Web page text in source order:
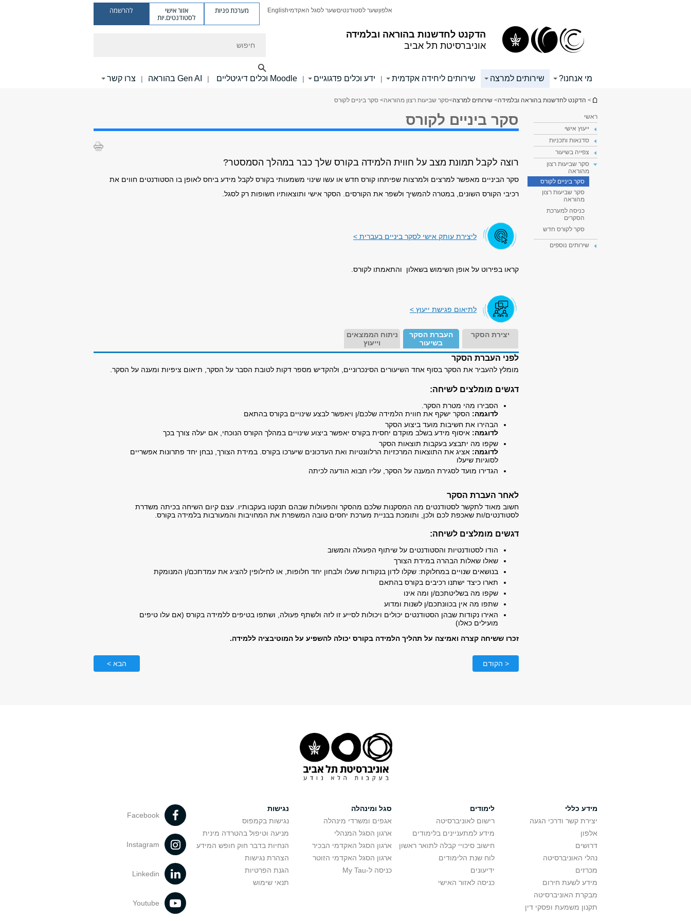
הדקנט לחדשנות בהוראה ובלמידה
אוניברסיטת תל אביב
אלפוןשער לסטודנטיםשער לסגל האקדמיEnglish מערכת פניות אזור אישי
לסטודנטים.יות
להרשמה
מי אנחנו? שירותים למרצה שירותים ליחידה אקדמית | ידע וכלים פדגוגיים | Moodle וכלים דיגיטליים | Gen AI בהוראה | צרו קשר
הינך נמצא כאן
> הדקנט לחדשנות בהוראה ובלמידה> שירותים למרצה>סקר שביעות רצון מהוראה> סקר ביניים לקורס
ראשי
ייעוץ אישי
סדנאות ותכניות
צפייה בשיעור
סקר שביעות רצון
מהוראה
סקר ביניים לקורס
סקר שביעות רצון
מהוראה
כניסה למערכת
הסקרים
סקר לקורס חדש
שירותים נוספים
סקר ביניים לקורס
רוצה לקבל תמונת מצב על חווית הלמידה בקורס שלך כבר במהלך הסמסטר?
סקר הביניים מאפשר למרצים ולמרצות שפיתחו קורס חדש או עשו שינוי משמעותי בקורס לקבל מידע ביחס לאופן בו הסטודנטים חווים את
רכיבי הקורס השונים, במטרה להמשיך ולשפר את הקורסים. הסקר אישי ותוצאותיו חשופות רק לסגל.
ליצירת עותק אישי לסקר ביניים בעברית >
קראו בפירוט על אופן השימוש בשאלון והתאמתו לקורס.
לתיאום פגישת ייעוץ >
יצירת הסקר
העברת הסקר
בשיעור
ניתוח הממצאים
וייעוץ
לפני העברת הסקר
מומלץ להעביר את הסקר בסוף אחד השיעורים הסינכרוניים, ולהקדיש מספר דקות לטובת הסבר על הסקר, תיאום ציפיות ומענה על הסקר.
דגשים מומלצים לשיחה:
הסבירו מהי מטרת הסקר.
לדוגמה: הסקר ישקף את חווית הלמידה שלכם/ן ויאפשר לבצע שינויים בקורס בהתאם
הבהירו את חשיבות מועד ביצוע הסקר
לדוגמה: איסוף מידע בשלב מוקדם יחסית בקורס יאפשר ביצוע שינויים במהלך הקורס הנוכחי, אם יעלה צורך בכך
שקפו מה יתבצע בעקבות תוצאות הסקר
לדוגמה: אציג את התוצאות המרכזיות הרלוונטיות ואת העדכונים שיערכו בקורס. במידת הצורך, נבחן יחד פתרונות אפשריים
לסוגיות שיעלו
הגדירו מועד לסגירת המענה על הסקר, עליו תבוא הודעה לכיתה
לאחר העברת הסקר
חשוב מאוד לתקשר לסטודנטים מה המסקנות שלכם מהסקר והפעולות שבהם תנקטו בעקבותיו. עצם קיום השיחה בכיתה משדרת
לסטודנטים/ות שאכפת לכם ולכן, ותומכת בבניית מערכת יחסים טובה המשפרת את המחויבות והמעורבות בלמידה בקורס.
דגשים מומלצים לשיחה:
הודו לסטודנטיות והסטודנטים על שיתוף הפעולה והמשוב
שאלו שאלות הבהרה במידת הצורך
בנושאים שנויים במחלוקת: שקלו לדון בנקודות שעלו ולבחון יחד חלופות, או לחילופין להציג את עמדתכם/ן המנומקת
תארו כיצד ישתנו רכיבים בקורס בהתאם
שקפו מה בשליטתכם/ן ומה אינו
שתפו מה אין בכוונתכם/ן לשנות ומדוע
האירו נקודות שבהן הסטודנטים יכולים ויכולות לסייע זו לזה ולשתף פעולה, ושתפו בטיפים ללמידה בקורס (אם עלו טיפים
מועילים כאלו)
זכרו ששיחה קצרה ואמיצה על תהליך הלמידה בקורס יכולה להשפיע על המוטיבציה ללמידה.
< הקודם הבא >
מידע כללי
יצירת קשר ודרכי הגעה
אלפון
דרושים
נהלי האוניברסיטה
מכרזים
מידע לשעת חירום
מבקרת האוניברסיטה
תקנון משמעת ופסקי דין
לימודים
רישום לאוניברסיטה
מידע למתעניינים בלימודים
חישוב סיכויי קבלה לתואר ראשון
לוח שנת הלימודים
ידיעונים
כניסה לאזור האישי
סגל ומינהלה
אגפים ומשרדי מינהלה
ארגון הסגל המנהלי
ארגון הסגל האקדמי הבכיר
ארגון הסגל האקדמי הזוטר
כניסה ל-My Tau
נגישות
נגישות בקמפוס
מניעה וטיפול בהטרדה מינית
הנחיות בדבר חוק חופש המידע
הצהרת נגישות
הגנת הפרטיות
תנאי שימוש
Facebook
Instagram
Linkedin
Youtube